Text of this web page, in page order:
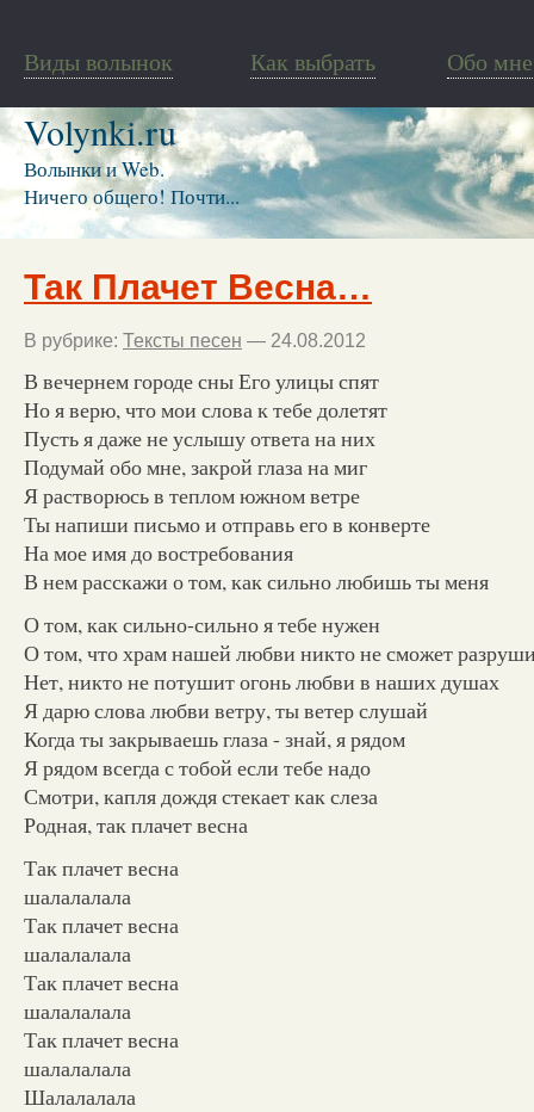
Виды волынок Как выбрать Обо мне
Volynki.ru
Волынки и Web.
Ничего общего! Почти...
Так Плачет Весна…
В рубрике: Тексты песен — 24.08.2012
В вечернем городе сны Его улицы спят
Но я верю, что мои слова к тебе долетят
Пусть я даже не услышу ответа на них
Подумай обо мне, закрой глаза на миг
Я растворюсь в теплом южном ветре
Ты напиши письмо и отправь его в конверте
На мое имя до востребования
В нем расскажи о том, как сильно любишь ты меня
О том, как сильно-сильно я тебе нужен
О том, что храм нашей любви никто не сможет
Нет, никто не потушит огонь любви в наших душах
Я дарю слова любви ветру, ты ветер слушай
Когда ты закрываешь глаза - знай, я рядом
Я рядом всегда с тобой если тебе надо
Смотри, капля дождя стекает как слеза
Родная, так плачет весна
Так плачет весна
шалалалала
Так плачет весна
шалалалала
Так плачет весна
шалалалала
Так плачет весна
шалалалала
Шалалалала